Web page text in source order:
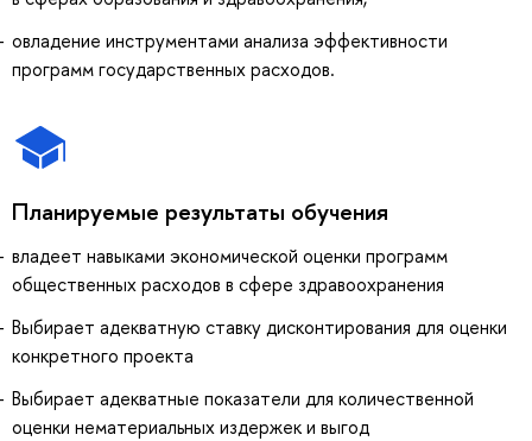
овладение инструментами анализа эффективности
программ государственных расходов.
Планируемые результаты обучения
владеет навыками экономической оценки программ
общественных расходов в сфере здравоохранения
Выбирает адекватную ставку дисконтирования для оценки
конкретного проекта
Выбирает адекватные показатели для количественной
оценки нематериальных издержек и выгод